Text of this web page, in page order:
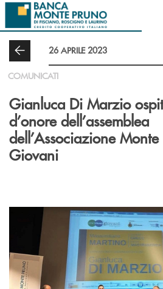
Salta al contenuto principale
26 APRILE 2023
COMUNICATI
Gianluca Di Marzio
d’onore dell’assemblea
dell’Associazione Monte
Giovani